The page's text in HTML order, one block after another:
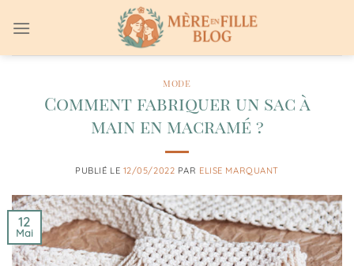
au
MODE
Comment fabriquer un sac à
main en macramé ?
PUBLIÉ LE 12/05/2022 PAR ELISE MARQUANT
12
Mai